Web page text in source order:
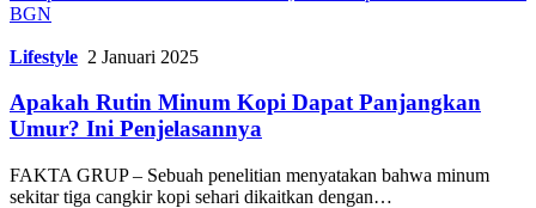
BGN
Lifestyle 2 Januari 2025
Apakah Rutin Minum Kopi Dapat Panjangkan
Umur? Ini Penjelasannya
FAKTA GRUP – Sebuah penelitian menyatakan bahwa minum
sekitar tiga cangkir kopi sehari dikaitkan dengan…